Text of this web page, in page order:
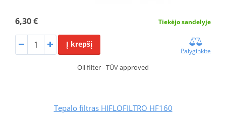
6,30 € Tiekėjo sandelyje
Į krepšį
Palyginkite
Oil filter - TÜV approved
Tepalo filtras HIFLOFILTRO HF160